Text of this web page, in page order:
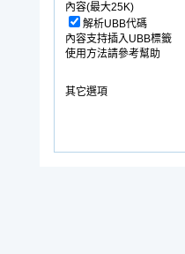
內容(最大25K)
解析UBB代碼
內容支持插入UBB標籤
使用方法請參考幫助
其它選項